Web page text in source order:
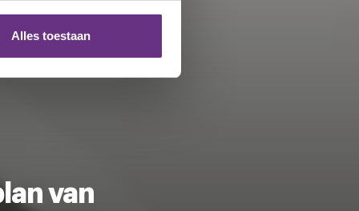
partners voor social
die u aan ze heeft
Alles toestaan
van